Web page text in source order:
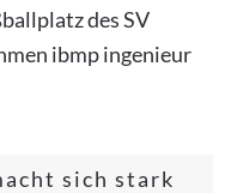
des SV
ibmp ingenieur
sich stark